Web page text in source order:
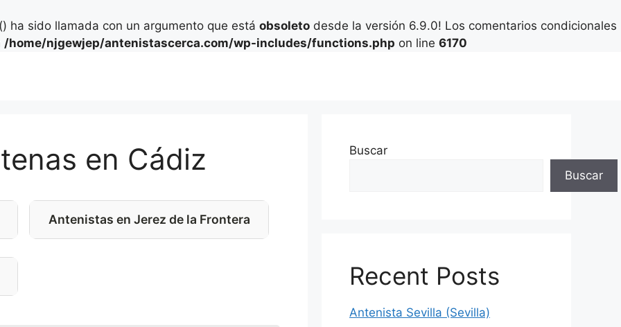
ha sido llamada con un argumento que está obsoleto desde la versión 6.9.0! Los comentarios condicionales
/home/njgewjep/antenistascerca.com/wp-includes/functions.php on line 6170
en Cádiz
Antenistas en Jerez de la Frontera
Buscar
Buscar
Recent Posts
Antenista Sevilla (Sevilla)